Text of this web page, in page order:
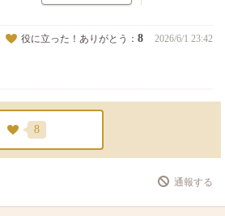
役に立った！ありがとう： 8 2026/6/1 23:42
8
通報する